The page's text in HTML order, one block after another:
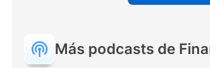
Más podcasts de